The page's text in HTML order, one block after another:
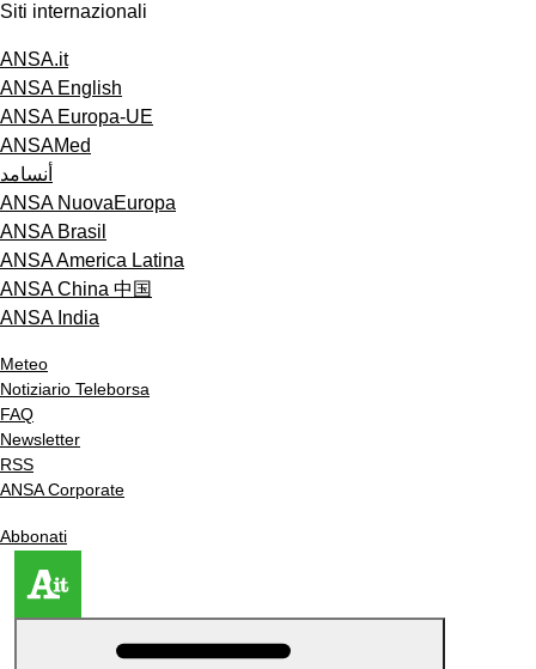
Siti internazionali
ANSA.it
ANSA English
ANSA Europa-UE
ANSAMed
أنسامد
ANSA NuovaEuropa
ANSA Brasil
ANSA America Latina
ANSA China 中国
ANSA India
Meteo
Notiziario Teleborsa
FAQ
Newsletter
RSS
ANSA Corporate
Abbonati